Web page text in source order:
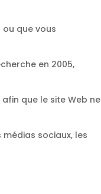
que vous
en 2005,
que le site Web ne
sociaux, les